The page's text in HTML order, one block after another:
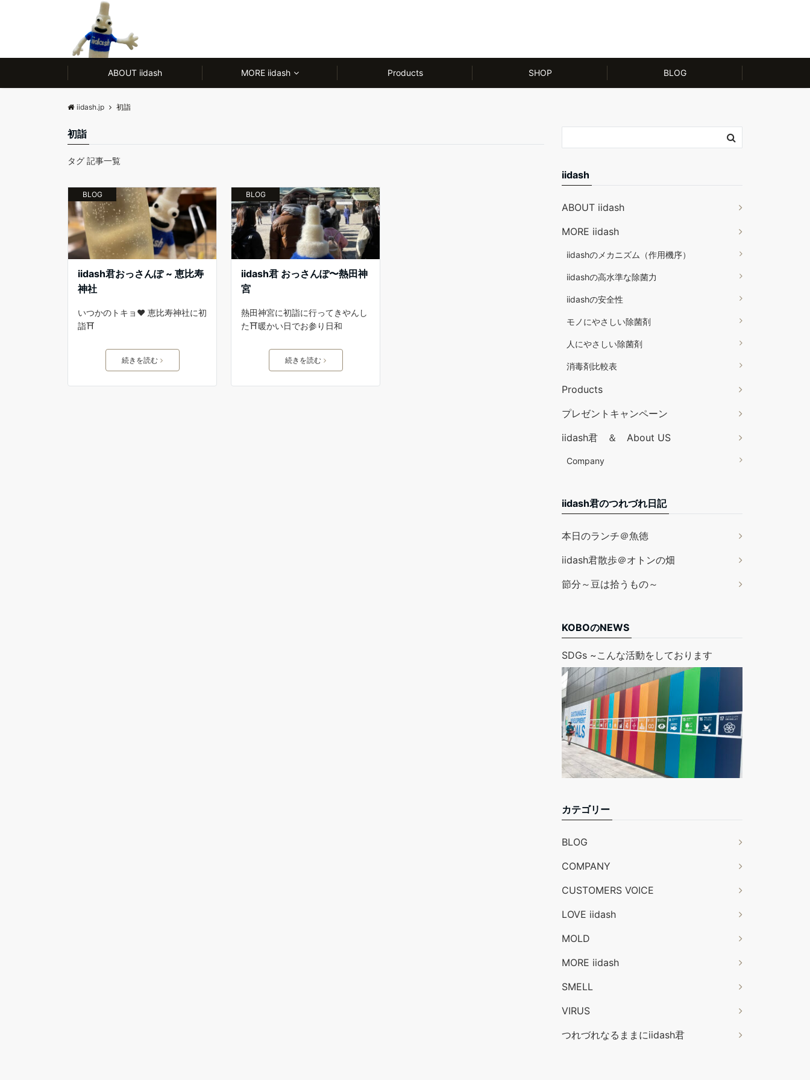
ABOUT iidash MORE iidash Products SHOP BLOG
iidash.jp 初詣
初詣
タグ 記事一覧
BLOG
iidash君おっさんぽ ~ 恵比寿
神社
いつかのトキョ❤️ 恵比寿神社に初
詣⛩
続きを読む
BLOG
iidash君 おっさんぽ〜熱田神
宮
熱田神宮に初詣に行ってきやんし
た⛩暖かい日でお参り日和
続きを読む
iidash
ABOUT iidash
MORE iidash
iidashのメカニズム（作用機序）
iidashの高水準な除菌力
iidashの安全性
モノにやさしい除菌剤
人にやさしい除菌剤
消毒剤比較表
Products
プレゼントキャンペーン
iidash君 ＆ About US
Company
iidash君のつれづれ日記
本日のランチ＠魚徳
iidash君散歩＠オトンの畑
節分～豆は拾うもの～
KOBOのNEWS
SDGs ~こんな活動をしております
カテゴリー
BLOG
COMPANY
CUSTOMERS VOICE
LOVE iidash
MOLD
MORE iidash
SMELL
VIRUS
つれづれなるままにiidash君